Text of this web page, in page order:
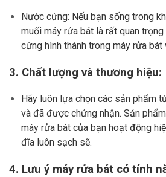
Nước cứng: Nếu bạn sống trong
muối máy rửa bát là rất quan
cứng hình thành trong máy rửa
3. Chất lượng và thương hiệu:
Hãy luôn lựa chọn các sản phẩm
và đã được chứng nhận. Sản
máy rửa bát của bạn hoạt động
đĩa luôn sạch sẽ.
4. Lưu ý máy rửa bát có tính